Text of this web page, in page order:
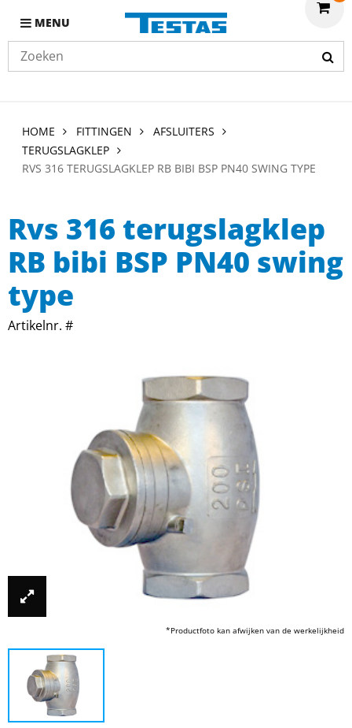
MENU
HOME FITTINGEN
AFSLUITERS
TERUGSLAGKLEP
RVS 316 TERUGSLAGKLEP RB BIBI BSP PN40 SWING TYPE
Rvs 316 terugslagklep
RB bibi BSP PN40 swing
type
Artikelnr. #
*Productfoto kan afwijken van de werkelijkheid